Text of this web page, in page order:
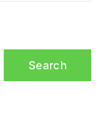
Search